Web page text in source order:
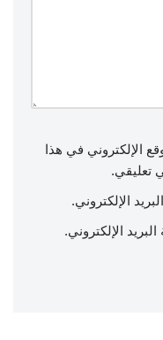
الإلكتروني في هذا
تعليقي.
الإلكتروني.
الإلكتروني.